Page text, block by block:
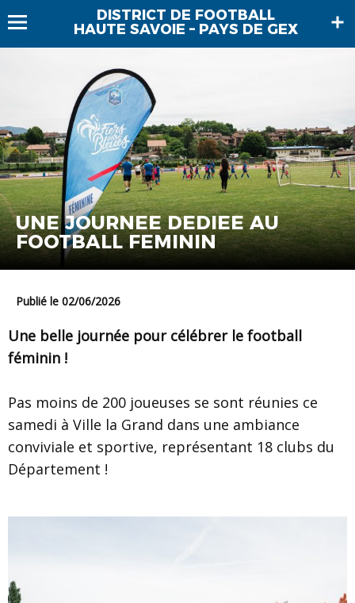
DISTRICT DE FOOTBALL
HAUTE SAVOIE – PAYS DE GEX
UNE JOURNEE DEDIEE AU
FOOTBALL FEMININ
Publié le 02/06/2026
Une belle journée pour célébrer le football
féminin !
Pas moins de 200 joueuses se sont réunies ce
samedi à Ville la Grand dans une ambiance
conviviale et sportive, représentant 18 clubs du
Département !